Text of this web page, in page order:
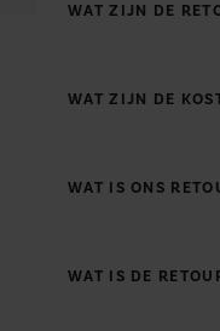
WAT ZIJN DE
WAT ZIJN DE
WAT IS ONS
WAT IS DE